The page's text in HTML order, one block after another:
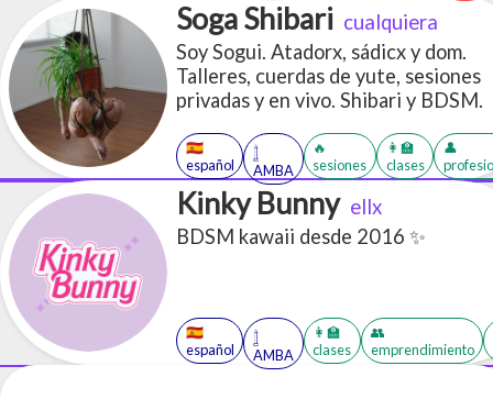
Soga Shibari cualquiera
Soy Sogui. Atadorx, sádicx y dom.
Talleres, cuerdas de yute, sesiones
privadas y en vivo. Shibari y BDSM.
🇪🇸
español
𓉶
AMBA
🔥
sesiones
👩‍🏫
clases
👤
Kinky Bunny ellx
BDSM kawaii desde 2016 ✨
🇪🇸
español
𓉶
AMBA
👩‍🏫
clases
👥
emprendimiento